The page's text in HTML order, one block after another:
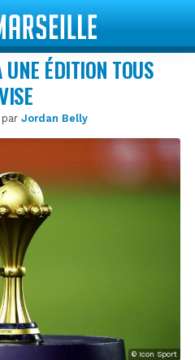
ÉDITION TOUS
Jordan Belly
© Icon Sport